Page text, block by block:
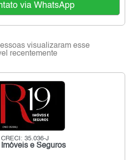
via WhatsApp
visualizaram esse
recentemente
CRECI: 35.036-J
Imóveis e Seguros